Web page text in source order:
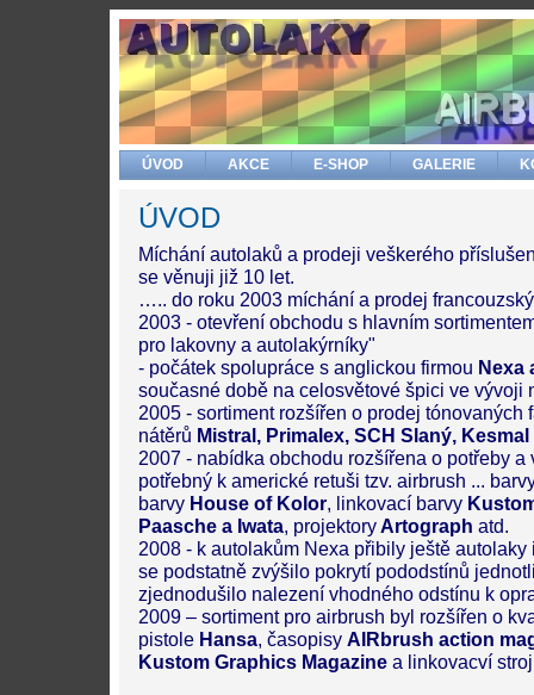
ÚVOD AKCE E-SHOP GALERIE
ÚVOD
Míchání autolaků a prodeji veškerého
se věnuji již 10 let.
….. do roku 2003 míchání a prodej
2003 - otevření obchodu s hlavním
pro lakovny a autolakýrníky"
- počátek spolupráce s anglickou firmou Nexa
současné době na celosvětové špici ve vývoji
2005 - sortiment rozšířen o prodej tónovaných
nátěrů Mistral, Primalex, SCH Slaný,
2007 - nabídka obchodu rozšířena o potřeby
potřebný k americké retuši tzv. airbrush ...
barvy House of Kolor, linkovací barvy
Paasche a Iwata, projektoryArtograph atd.
2008 - k autolakům Nexa přibily ještě autolaky
se podstatně zvýšilo pokrytí pododstínů
zjednodušilo nalezení vhodného odstínu k
2009 – sortiment pro airbrush byl rozšířen o
pistole Hansa, časopisy AIRbrush action
Kustom Graphics Magazine a linkovacví